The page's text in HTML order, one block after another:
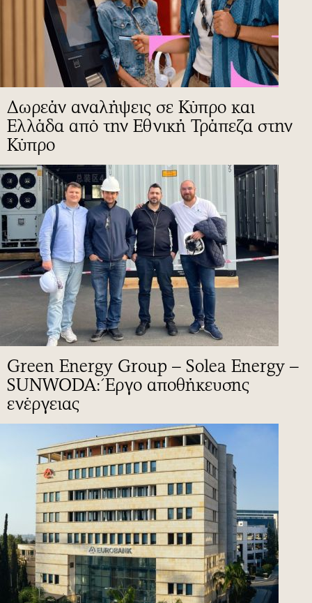
Δωρεάν αναλήψεις σε Κύπρο και
Ελλάδα από την Εθνική Τράπεζα στην
Κύπρο
Green Energy Group – Solea Energy –
SUNWODA: Έργο αποθήκευσης
ενέργειας